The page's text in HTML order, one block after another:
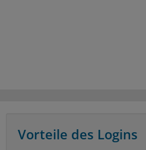
Vorteile des Logins